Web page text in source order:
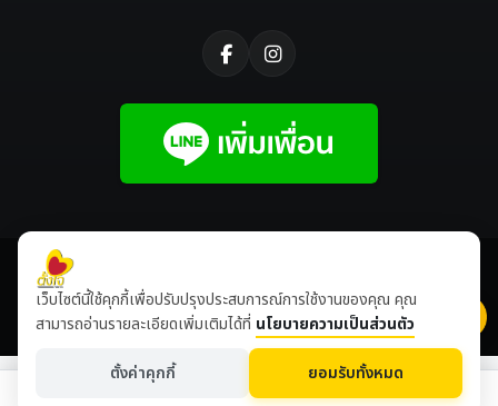
เข้าชมเดือนนี้ 8,512,459 ปีนี้ 8,649,102
เว็บไซต์นี้ใช้คุกกี้เพื่อปรับปรุงประสบการณ์การใช้งานของคุณ คุณ
สามารถอ่านรายละเอียดเพิ่มเติมได้ที่ นโยบายความเป็นส่วนตัว
ตั้งค่าคุกกี้ ยอมรับทั้งหมด